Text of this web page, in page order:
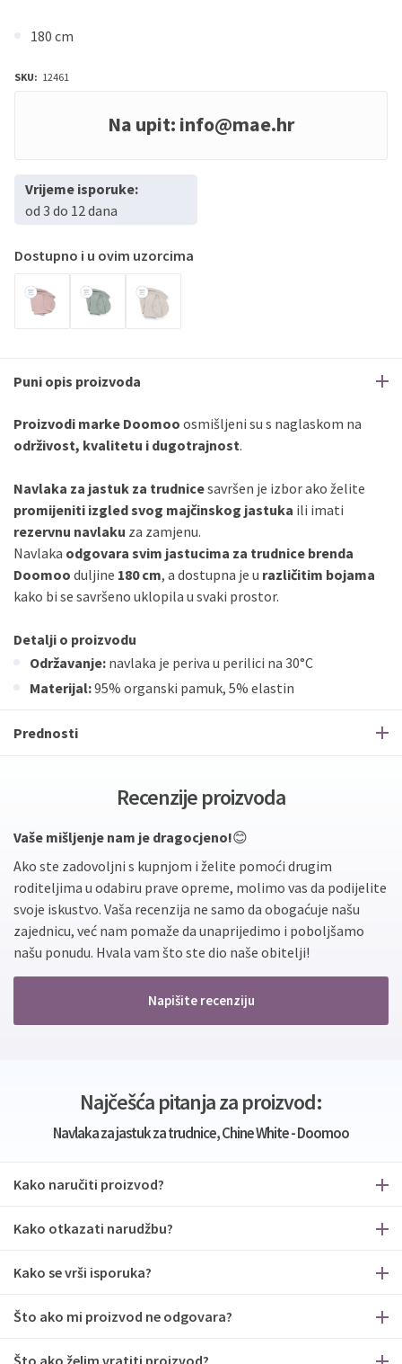
180 cm
SKU: 12461
Na upit: info@mae.hr
Vrijeme isporuke:
od 3 do 12 dana
Dostupno i u ovim uzorcima
Puni opis proizvoda
Proizvodi marke Doomoo osmišljeni su s naglaskom na
održivost, kvalitetu i dugotrajnost.
Navlaka za jastuk za trudnicesavršen je izbor ako želite
promijeniti izgled svog majčinskog jastuka ili imati
rezervnu navlaku za zamjenu.
Navlaka odgovara svim jastucima za trudnice brenda
Doomoo duljine 180 cm, a dostupna je u različitim bojama
kako bi se savršeno uklopila u svaki prostor.
Detalji o proizvodu
Održavanje: navlaka je periva u perilici na 30°C
Materijal:95% organski pamuk, 5% elastin
Prednosti
Recenzije proizvoda
Vaše mišljenje nam je dragocjeno!😊
Ako ste zadovoljni s kupnjom i želite pomoći drugim
roditeljima u odabiru prave opreme, molimo vas da podijelite
svoje iskustvo. Vaša recenzija ne samo da obogaćuje našu
zajednicu, već nam pomaže da unaprijedimo i poboljšamo
našu ponudu. Hvala vam što ste dio naše obitelji!
Napišite recenziju
Najčešća pitanja za proizvod:
Navlaka za jastuk za trudnice, Chine White - Doomoo
Kako naručiti proizvod?
Kako otkazati narudžbu?
Kako se vrši isporuka?
Što ako mi proizvod ne odgovara?
Što ako želim vratiti proizvod?